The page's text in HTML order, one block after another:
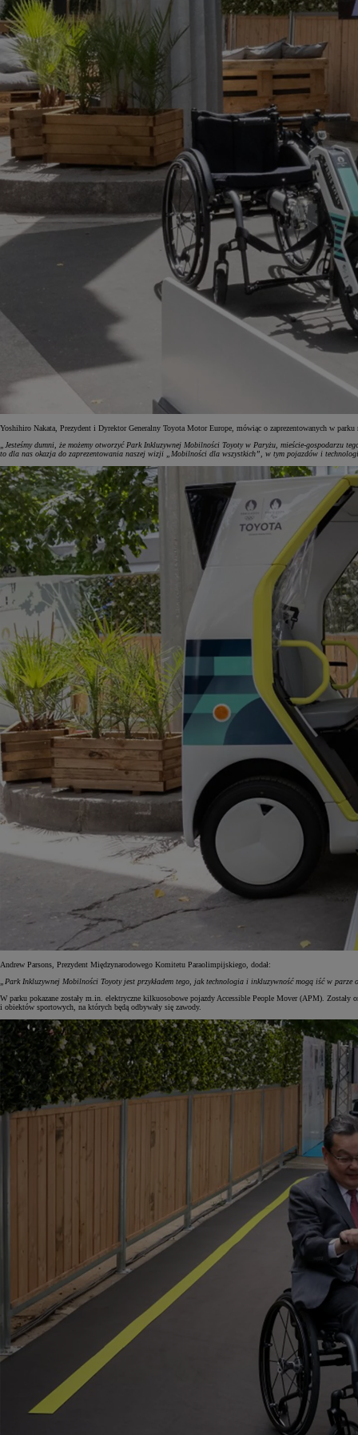
105 300 zł
Yoshihiro Nakata, Prezydent i Dyrektor Generalny Toyota Motor Europe, mówiąc o zaprezentowanych w parku
„Jesteśmy dumni, że możemy otworzyć Park Inkluzywnej Mobilności Toyoty w Paryżu, mieście-
to dla nas okazja do zaprezentowania naszej wizji „Mobilności dla wszystkich”, w tym pojazdów i
Andrew Parsons, Prezydent Międzynarodowego Komitetu Paraolimpijskiego, dodał:
„Park Inkluzywnej Mobilności Toyoty jest przykładem tego, jak technologia i inkluzywność mogą iść w
W parku pokazane zostały m.in. elektryczne kilkuosobowe pojazdy Accessible People Mover (APM).
i obiektów sportowych, na których będą odbywały się zawody.